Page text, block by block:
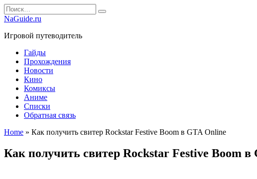
Перейти
к
Search
for:
NaGuide.ru
Игровой путеводитель
Гайды
Прохождения
Новости
Кино
Комиксы
Аниме
Списки
Обратная связь
Home » Как получить свитер Rockstar Festive Boom в GTA Online
Как получить свитер Rockstar Festive Boom в